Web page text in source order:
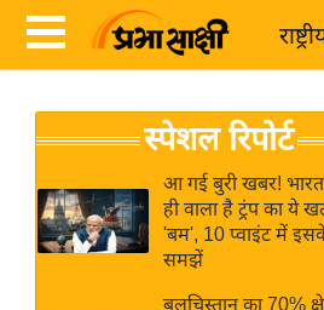
News
Hindi
ख
ब
र
स्पेशल रिपोर्ट
आ गई बुरी खबर!
ही वाला है ट्रंप का ये
'बम', 10 प्वाइंट में
समझें
बलूचिस्तान का 70%